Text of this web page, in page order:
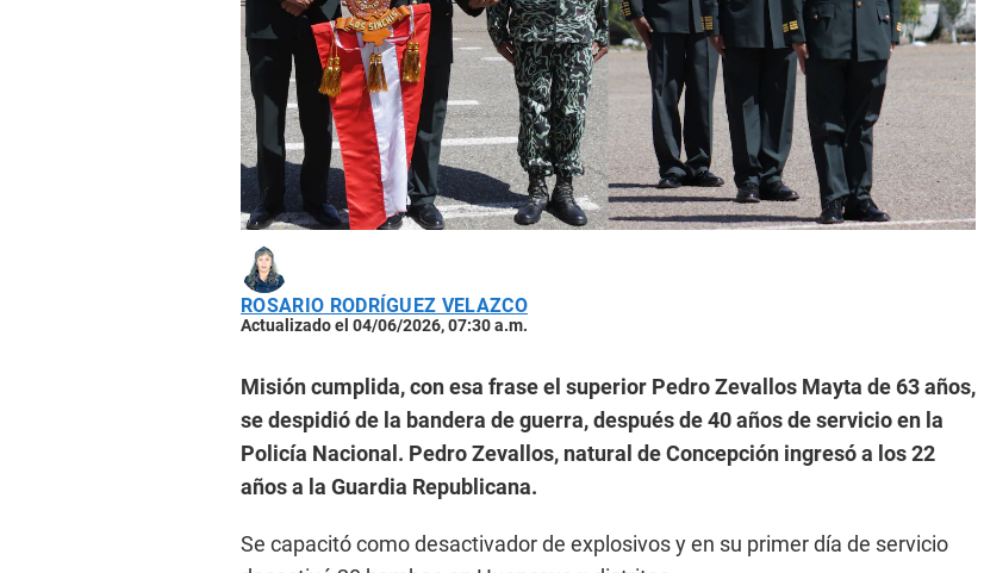
ROSARIO RODRÍGUEZ VELAZCO
Actualizado el 04/06/2026, 07:30 a.m.
Misión cumplida, con esa frase el superior Pedro Zevallos Mayta de 63 años,
se despidió de la bandera de guerra, después de 40 años de servicio en la
Policía Nacional. Pedro Zevallos, natural de Concepción ingresó a los 22
años a la Guardia Republicana.
Se capacitó como desactivador de explosivos y en su primer día de servicio